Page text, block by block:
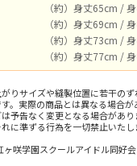
（約）身丈65cm /
（約）身丈69cm /
（約）身丈73cm /
（約）身丈77cm /
りサイズや縫製位置に若干のず
。実際の商品とは異なる場合が
予告なく変更となる場合があり
に準ずる行為を一切禁止いたし
咲学園スクールアイドル同好会